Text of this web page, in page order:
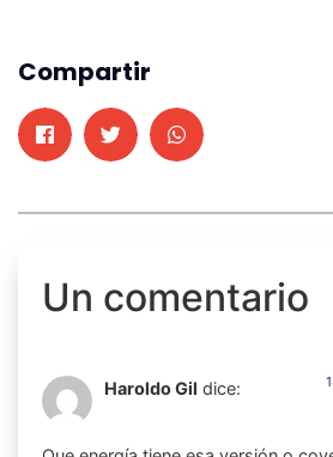
Compartir
Un comentario
Haroldo Gil dice: